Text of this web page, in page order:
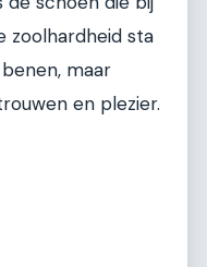
zoolhardheid sta
maar
en plezier.